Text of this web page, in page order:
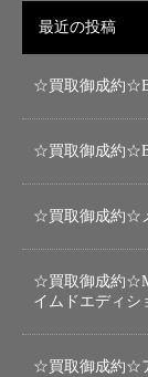
最近の投稿
☆買取御成約
☆買取御成約
☆買取御成約☆
☆買取御成約
イムドエディシ
☆買取御成約☆